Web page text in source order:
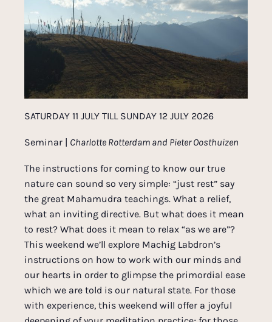
SATURDAY 11 JULY TILL SUNDAY 12 JULY 2026
Seminar | Charlotte Rotterdam and Pieter Oosthuizen
The instructions for coming to know our true
nature can sound so very simple: “just rest” say
the great Mahamudra teachings. What a relief,
what an inviting directive. But what does it mean
to rest? What does it mean to relax “as we are”?
This weekend we’ll explore Machig Labdron’s
instructions on how to work with our minds and
our hearts in order to glimpse the primordial ease
which we are told is our natural state. For those
with experience, this weekend will offer a joyful